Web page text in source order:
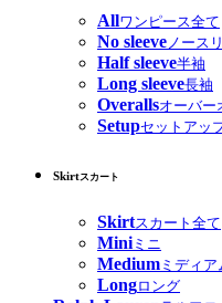
Allワンピース全て
No sleeveノース
Half sleeve半袖
Long sleeve長袖
Overallsオーバー
Setupセットアッ
Skirtスカート
Skirtスカート全て
Miniミニ
Medium ミディア
Longロング